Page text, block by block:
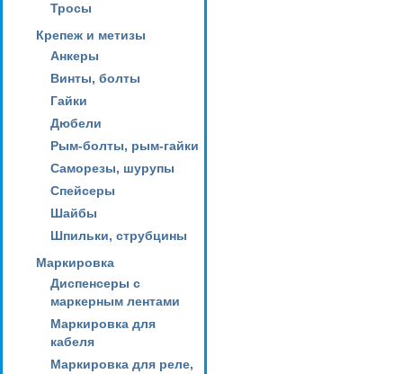
Тросы
Крепеж и метизы
Анкеры
Винты, болты
Гайки
Дюбели
Рым-болты, рым-гайки
Саморезы, шурупы
Спейсеры
Шайбы
Шпильки, струбцины
Маркировка
Диспенсеры с
маркерным лентами
Маркировка для
кабеля
Маркировка для реле,